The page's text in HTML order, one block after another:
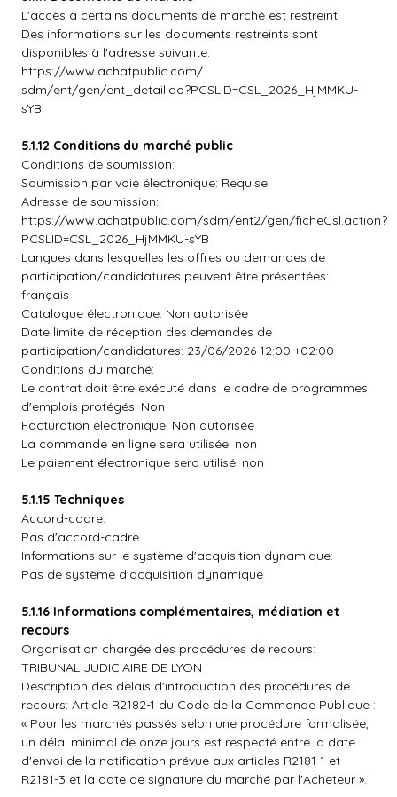
L'accès à certains documents de marché est restreint
Des informations sur les documents restreints sont
disponibles à l'adresse suivante:
https://www.achatpublic.com/
sdm/ent/gen/ent_detail.do?PCSLID=CSL_2026_HjMMKU-
sYB
5.1.12 Conditions du marché public
Conditions de soumission:
Soumission par voie électronique: Requise
Adresse de soumission:
https://www.achatpublic.com/sdm/ent2/gen/ficheCsl.action?
PCSLID=CSL_2026_HjMMKU-sYB
Langues dans lesquelles les offres ou demandes de
participation/candidatures peuvent être présentées:
français
Catalogue électronique: Non autorisée
Date limite de réception des demandes de
participation/candidatures: 23/06/2026 12:00 +02:00
Conditions du marché:
Le contrat doit être exécuté dans le cadre de programmes
d'emplois protégés: Non
Facturation électronique: Non autorisée
La commande en ligne sera utilisée: non
Le paiement électronique sera utilisé: non
5.1.15 Techniques
Accord-cadre:
Pas d'accord-cadre
Informations sur le système d'acquisition dynamique:
Pas de système d'acquisition dynamique
5.1.16 Informations complémentaires, médiation et
recours
Organisation chargée des procédures de recours:
TRIBUNAL JUDICIAIRE DE LYON
Description des délais d'introduction des procédures de
recours: Article R2182-1 du Code de la Commande Publique :
« Pour les marchés passés selon une procédure formalisée,
un délai minimal de onze jours est respecté entre la date
d'envoi de la notification prévue aux articles R2181-1 et
R2181-3 et la date de signature du marché par l'Acheteur ».